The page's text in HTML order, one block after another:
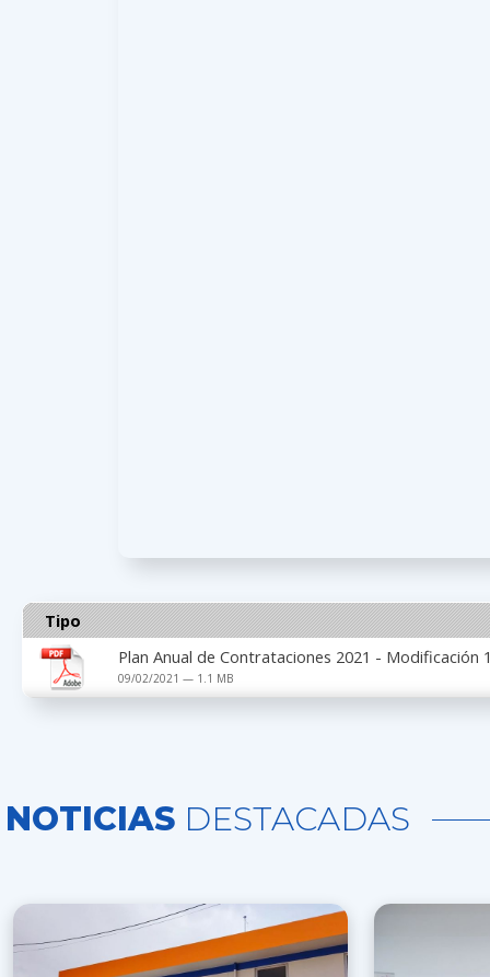
Tipo
Plan Anual de Contrataciones 2021 - Modificación
09/02/2021 — 1.1 MB
NOTICIAS DESTACADAS